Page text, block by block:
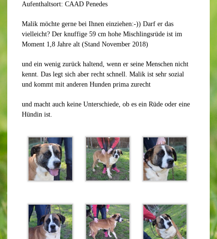
Aufenthaltsort: CAAD Penedes
Malik möchte gerne bei Ihnen einziehen:-)) Darf er das
vielleicht? Der knuffige 59 cm hohe Mischlingsrüde ist im
Moment 1,8 Jahre alt (Stand November 2018)
und ein wenig zurück haltend, wenn er seine Menschen nicht
kennt. Das legt sich aber recht schnell. Malik ist sehr sozial
und kommt mit anderen Hunden prima zurecht
und macht auch keine Unterschiede, ob es ein Rüde oder eine
Hündin ist.